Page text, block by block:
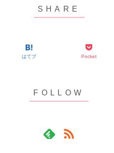
はてブ Pocket